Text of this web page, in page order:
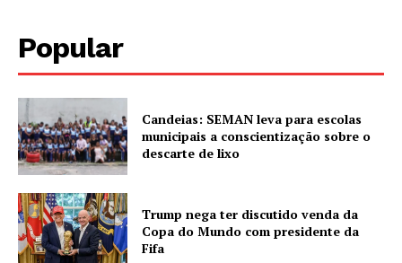
Popular
Candeias: SEMAN leva para escolas
municipais a conscientização sobre o
descarte de lixo
Trump nega ter discutido venda da
Copa do Mundo com presidente da
Fifa